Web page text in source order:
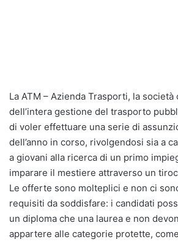
La ATM – Azienda Trasporti, la società
dell’intera gestione del trasporto
di voler effettuare una serie di
dell’anno in corso, rivolgendosi sia a
a giovani alla ricerca di un primo
imparare il mestiere attraverso un
Le offerte sono molteplici e non ci
requisiti da soddisfare: i candidati
un diploma che una laurea e non
appartere alle categorie protette,